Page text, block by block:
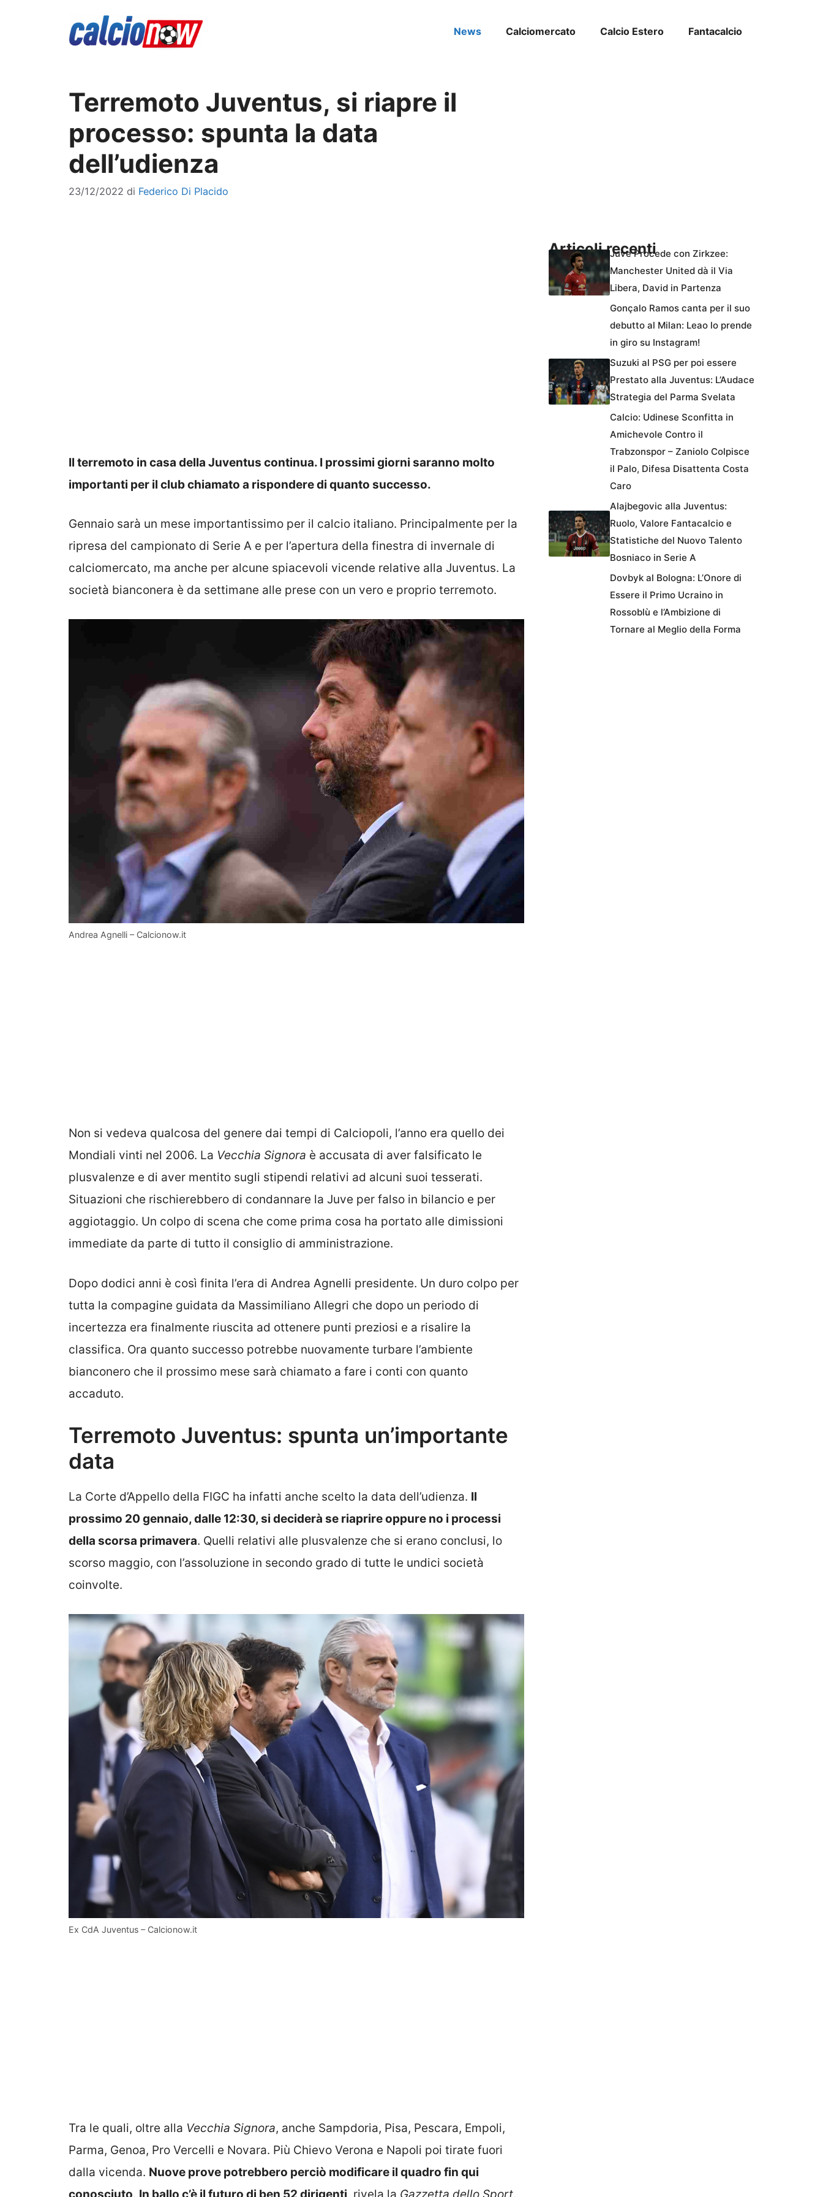
News Calciomercato Calcio Estero Fantacalcio
Terremoto Juventus, si riapre il
processo: spunta la data
dell’udienza
23/12/2022 di Federico Di Placido
Il terremoto in casa della Juventus continua. I prossimi giorni saranno molto
importanti per il club chiamato a rispondere di quanto successo.
Gennaio sarà un mese importantissimo per il calcio italiano. Principalmente per la
ripresa del campionato di Serie A e per l’apertura della finestra di invernale di
calciomercato, ma anche per alcune spiacevoli vicende relative alla Juventus. La
società bianconera è da settimane alle prese con un vero e proprio terremoto.
Andrea Agnelli – Calcionow.it
Non si vedeva qualcosa del genere dai tempi di Calciopoli, l’anno era quello dei
Mondiali vinti nel 2006. La Vecchia Signora è accusata di aver falsificato le
plusvalenze e di aver mentito sugli stipendi relativi ad alcuni suoi tesserati.
Situazioni che rischierebbero di condannare la Juve per falso in bilancio e per
aggiotaggio. Un colpo di scena che come prima cosa ha portato alle dimissioni
immediate da parte di tutto il consiglio di amministrazione.
Dopo dodici anni è così finita l’era di Andrea Agnelli presidente. Un duro colpo per
tutta la compagine guidata da Massimiliano Allegri che dopo un periodo di
incertezza era finalmente riuscita ad ottenere punti preziosi e a risalire la
classifica. Ora quanto successo potrebbe nuovamente turbare l’ambiente
bianconero che il prossimo mese sarà chiamato a fare i conti con quanto
accaduto.
Terremoto Juventus: spunta un’importante
data
La Corte d’Appello della FIGC ha infatti anche scelto la data dell’udienza. Il
prossimo 20 gennaio, dalle 12:30, si deciderà se riaprire oppure no i processi
della scorsa primavera. Quelli relativi alle plusvalenze che si erano conclusi, lo
scorso maggio, con l’assoluzione in secondo grado di tutte le undici società
coinvolte.
Ex CdA Juventus – Calcionow.it
Tra le quali, oltre alla Vecchia Signora, anche Sampdoria, Pisa, Pescara, Empoli,
Parma, Genoa, Pro Vercelli e Novara. Più Chievo Verona e Napoli poi tirate fuori
dalla vicenda. Nuove prove potrebbero perciò modificare il quadro fin qui
Articoli recentiJuve Procede con Zirkzee:
Manchester United dà il Via
Libera, David in Partenza
Gonçalo Ramos canta per il suo
debutto al Milan: Leao lo prende
in giro su Instagram!
Suzuki al PSG per poi essere
Prestato alla Juventus: L’Audace
Strategia del Parma Svelata
Calcio: Udinese Sconfitta in
Amichevole Contro il
Trabzonspor – Zaniolo Colpisce
il Palo, Difesa Disattenta Costa
Caro
Alajbegovic alla Juventus:
Ruolo, Valore Fantacalcio e
Statistiche del Nuovo Talento
Bosniaco in Serie A
Dovbyk al Bologna: L’Onore di
Essere il Primo Ucraino in
Rossoblù e l’Ambizione di
Tornare al Meglio della Forma